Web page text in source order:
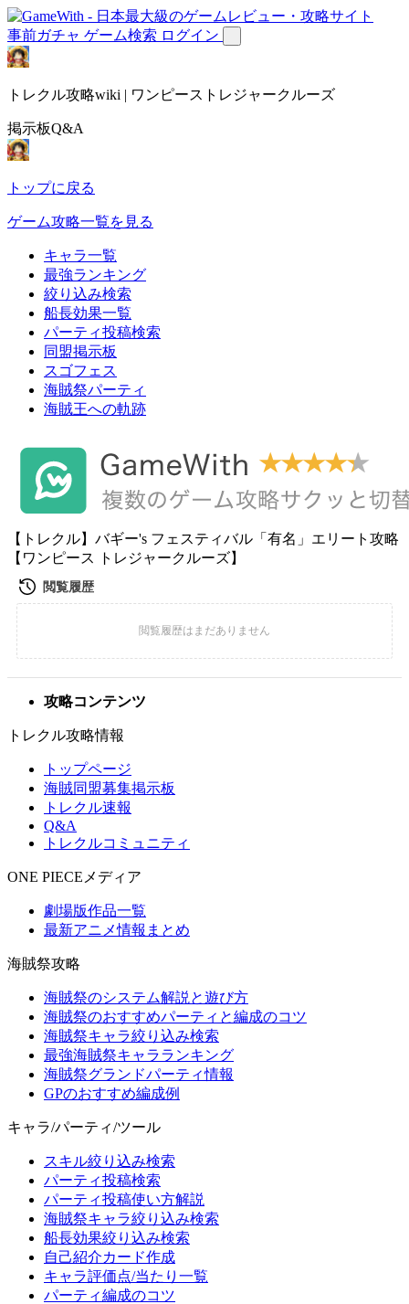
事前ガチャ ゲーム検索 ログイン
トレクル攻略wiki | ワンピーストレジャークルーズ
掲示板Q&A
トップに戻る
ゲーム攻略一覧を見る
キャラ一覧
最強ランキング
絞り込み検索
船長効果一覧
パーティ投稿検索
同盟掲示板
スゴフェス
海賊祭パーティ
海賊王への軌跡
【トレクル】バギー's フェスティバル「有名」エリート攻略
【ワンピース トレジャークルーズ】
攻略コンテンツ
トレクル攻略情報
トップページ
海賊同盟募集掲示板
トレクル速報
Q&A
トレクルコミュニティ
ONE PIECEメディア
劇場版作品一覧
最新アニメ情報まとめ
海賊祭攻略
海賊祭のシステム解説と遊び方
海賊祭のおすすめパーティと編成のコツ
海賊祭キャラ絞り込み検索
最強海賊祭キャラランキング
海賊祭グランドパーティ情報
GPのおすすめ編成例
キャラ/パーティ/ツール
スキル絞り込み検索
パーティ投稿検索
パーティ投稿使い方解説
海賊祭キャラ絞り込み検索
船長効果絞り込み検索
自己紹介カード作成
キャラ評価点/当たり一覧
パーティ編成のコツ